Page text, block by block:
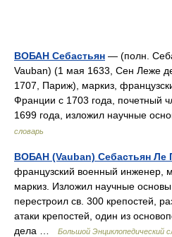
ВОБАН Себастьян — (полн.
Vauban) (1 мая 1633, Сен Леже
1707, Париж), маркиз,
Франции с 1703 года, почетный
1699 года, изложил научные
словарь
ВОБАН (Vauban) Себастьян Ле
французский военный инженер,
маркиз. Изложил научные
перестроил св. 300 крепостей,
атаки крепостей, один из
дела …
Большой Энциклопедический